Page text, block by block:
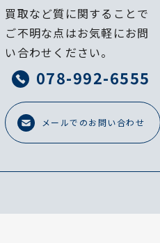
買取など質に関することで
ご不明な点はお気軽にお問
い合わせください。
078-992-6555
メールでのお問い合わせ